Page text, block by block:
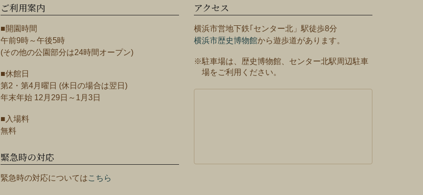
ご利用案内
■開園時間
午前9時～午後5時
(その他の公園部分は24時間オープン)
■休館日
第2・第4月曜日 (休日の場合は翌日)
年末年始 12月29日～1月3日
■入場料
無料
緊急時の対応
緊急時の対応についてはこちら
アクセス
横浜市営地下鉄｢センター北」駅徒歩8分
横浜市歴史博物館から遊歩道があります。
※駐車場は、歴史博物館、センター北駅周辺駐車
場をご利用ください。